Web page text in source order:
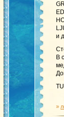
и
В
»